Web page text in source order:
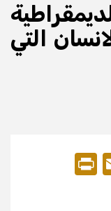
التي
Email